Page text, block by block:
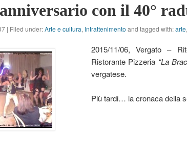
con il 40°
| Filed under:Arte e cultura, Intrattenimento and tagged with:arte,
2015/11/06, Vergato –
Ristorante Pizzeria “La
vergatese.
Più tardi… la cronaca della